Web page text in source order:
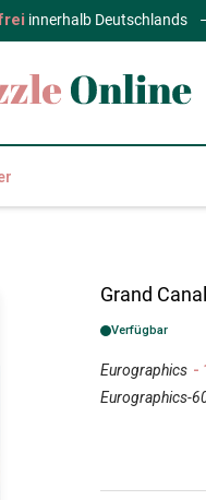
innerhalb Deutschlands
Grand
Verfügbar
Eurographics -
Eurographics-